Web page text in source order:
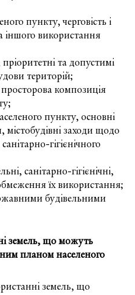
пункту, черговість і
іншого використання
та допустимі
територій;
композиція
пункту, основні
заходи щодо
гігієнічного
санітарно-гігієнічні,
їх використання;
будівельними
земель, що можуть
планом населеного
земель, що